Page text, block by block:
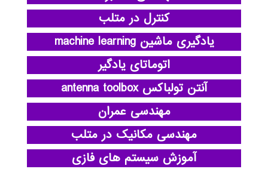
کنترل در متلب
یادگیری ماشین machine learning
اتوماتای یادگیر
آنتن تولباکس antenna toolbox
مهندسی عمران
مهندسی مکانیک در متلب
آموزش سیستم های فازی